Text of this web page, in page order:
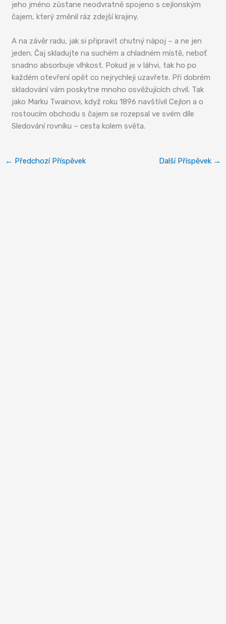
jeho jméno zůstane neodvratně spojeno s cejlonským
čajem, který změnil ráz zdejší krajiny.
A na závěr radu, jak si připravit chutný nápoj – a ne jen
jeden. Čaj skladujte na suchém a chladném místě, neboť
snadno absorbuje vlhkost. Pokud je v láhvi, tak ho po
každém otevření opět co nejrychleji uzavřete. Při dobrém
skladování vám poskytne mnoho osvěžujících chvil. Tak
jako Marku Twainovi, když roku 1896 navštívil Cejlon a o
rostoucím obchodu s čajem se rozepsal ve svém díle
Sledování rovníku – cesta kolem světa.
← Předchozí Příspěvek Další Příspěvek →